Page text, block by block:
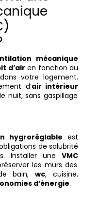
mécanique
d’air en fonction du
votre logement.
d’air intérieur
nuit, sans gaspillage
hygroréglable est
de salubrité
Installer uneVMC
les murs des
bain,wc, cuisine,
d’énergie.